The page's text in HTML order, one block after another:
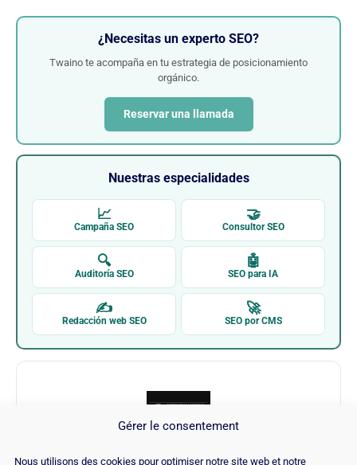
Gérer le consentement
Nous utilisons des cookies pour optimiser notre site web et notre
¿Necesitas un experto SEO?
Twaino te acompaña en tu estrategia de posicionamiento
orgánico.
Reservar una llamada
Nuestras especialidades
📈
Campaña SEO
🤝
Consultor SEO
🔍
Auditoría SEO
🤖
SEO para IA
✍
Redacción web SEO
🚀
SEO por CMS